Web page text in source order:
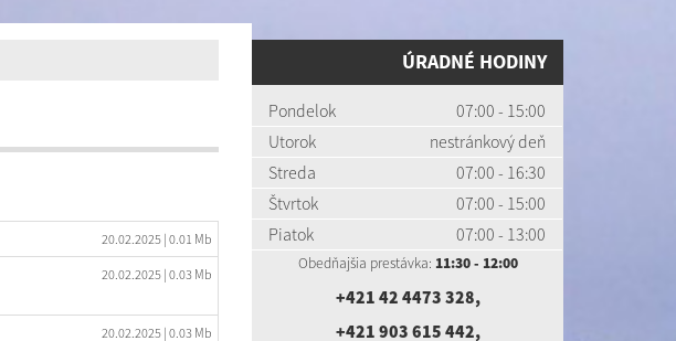
20.02.2025 | 0.01 Mb
20.02.2025 | 0.03 Mb
20.02.2025 | 0.03 Mb
ÚRADNÉ HODINY
Pondelok
07:00 - 15:00
Utorok
nestránkový deň
Streda
07:00 - 16:30
Štvrtok
07:00 - 15:00
Piatok
07:00 - 13:00
Obedňajšia prestávka: 11:30 - 12:00
+421 42 4473 328,
+421 903 615 442,